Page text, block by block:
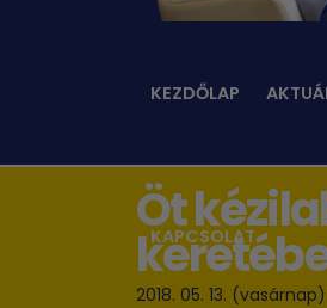
KEZDŐLAP
KAPCSOLAT
Öt
2018. 05. 13. (vasárnap)